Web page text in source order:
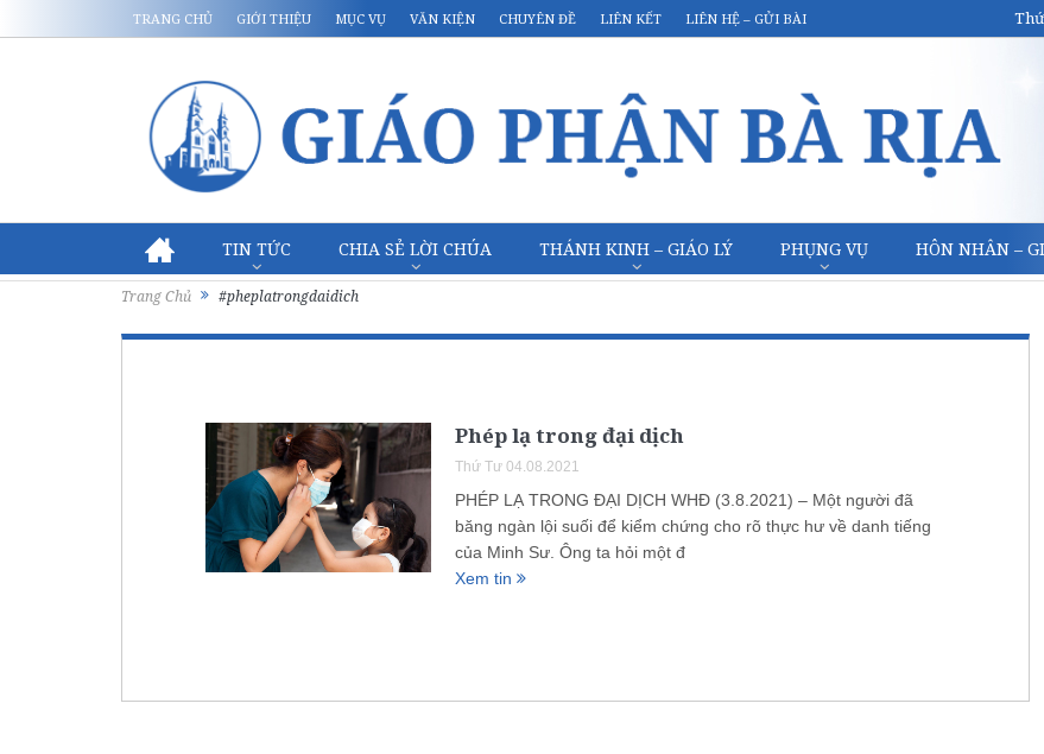
TRANG CHỦ GIỚI THIỆU MỤC VỤ VĂN KIỆN CHUYÊN ĐỀ LIÊN KẾT LIÊN HỆ – GỬI BÀI
TIN TỨC CHIA SẺ LỜI CHÚA THÁNH KINH – GIÁO LÝ PHỤNG VỤ HÔN NHÂN –
Trang Chủ #pheplatrongdaidich
Phép lạ trong đại dịch
Thứ Tư 04.08.2021
PHÉP LẠ TRONG ĐẠI DỊCH WHĐ (3.8.2021) – Một người đã
băng ngàn lội suối để kiểm chứng cho rõ thực hư về danh tiếng
của Minh Sư. Ông ta hỏi một đ
Xem tin